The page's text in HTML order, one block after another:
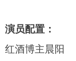
演员配置：
红酒博主晨阳